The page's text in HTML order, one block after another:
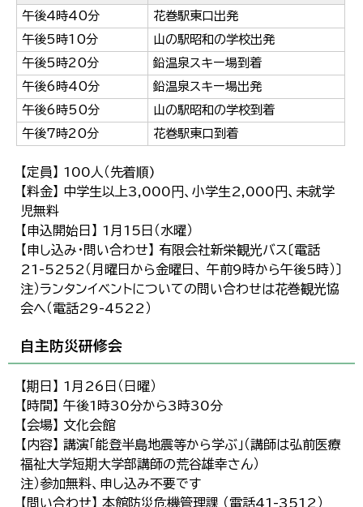
午後4時40分
花巻駅東口出発
午後5時10分
山の駅昭和の学校出発
午後5時20分
鉛温泉スキー場到着
午後6時40分
鉛温泉スキー場出発
午後6時50分
山の駅昭和の学校到着
午後7時20分
花巻駅東口到着
【定員】 100人（先着順)
【料金】 中学生以上3,000円、小学生2,000円、未就学
児無料
【申込開始日】 1月15日（水曜）
【申し込み・問い合わせ】 有限会社新栄観光バス〔電話
21-5252（月曜日から金曜日、 午前9時から午後5時）〕
注）ランタンイベントについての問い合わせは花巻観光協
会へ（電話29-4522）
自主防災研修会
【期日】 1月26日（日曜）
【時間】 午後1時30分から3時30分
【会場】 文化会館
【内容】 講演「能登半島地震等から学ぶ」（講師は弘前医療
福祉大学短期大学部講師の荒谷雄幸さん）
注）参加無料、申し込み不要です
【問い合わせ】 本館防災危機管理課 （電話41-3512）